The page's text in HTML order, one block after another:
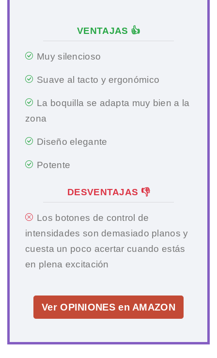
VENTAJAS 👍
Muy silencioso
Suave al tacto y ergonómico
La boquilla se adapta muy bien a la
zona
Diseño elegante
Potente
DESVENTAJAS 👎
Los botones de control de
intensidades son demasiado planos y
cuesta un poco acertar cuando estás
en plena excitación
Ver OPINIONES en AMAZON